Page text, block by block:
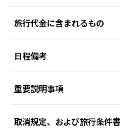
旅行代金に含まれるもの
日程備考
重要説明事項
取消規定、および旅行条件書